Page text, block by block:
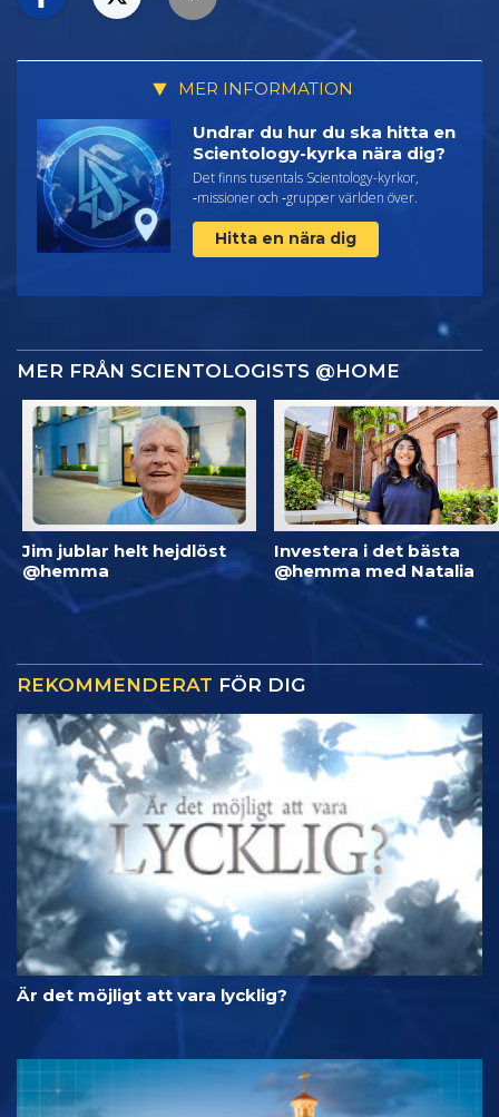
MER INFORMATION
Undrar du hur du ska hitta en
Scientology-kyrka nära dig?
Det finns tusentals Scientology-kyrkor,
‑missioner och ‑grupper världen över.
Hitta en nära dig
MER FRÅN SCIENTOLOGISTS @HOME
Jim jublar helt hejdlöst
@hemma
Investera i det bästa
@hemma med Natalia
REKOMMENDERAT FÖR DIG
Är det möjligt att vara lycklig?